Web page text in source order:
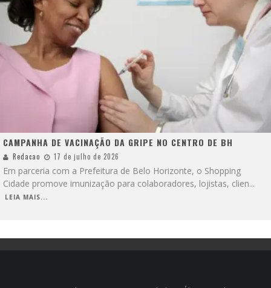
CAMPANHA DE VACINAÇÃO DA GRIPE NO CENTRO DE BH
Redacao 17 de julho de 2026
Em parceria com a Prefeitura de Belo Horizonte, o Shopping
Cidade promove imunização para colaboradores, lojistas, clien...
LEIA MAIS...